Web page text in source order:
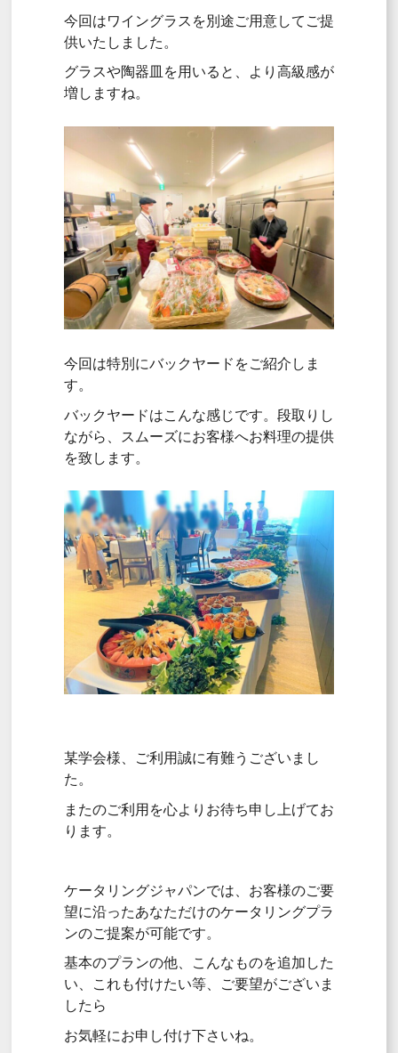
今回はワイングラスを別途ご用意してご提
供いたしました。
グラスや陶器皿を用いると、より高級感が
増しますね。
今回は特別にバックヤードをご紹介しま
す。
バックヤードはこんな感じです。段取りし
ながら、スムーズにお客様へお料理の提供
を致します。
某学会様、ご利用誠に有難うございまし
た。
またのご利用を心よりお待ち申し上げてお
ります。
ケータリングジャパンでは、お客様のご要
望に沿ったあなただけのケータリングプラ
ンのご提案が可能です。
基本のプランの他、こんなものを追加した
い、これも付けたい等、ご要望がございま
したら
お気軽にお申し付け下さいね。